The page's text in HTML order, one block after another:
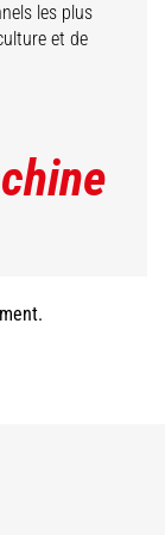
les plus
et de